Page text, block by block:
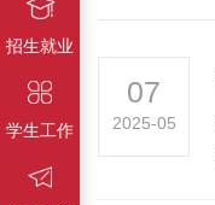
招生就业
学生工作
07
2025-05